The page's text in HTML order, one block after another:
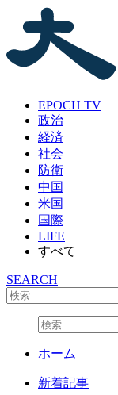
EPOCH TV
政治
経済
社会
防衛
中国
米国
国際
LIFE
すべて
SEARCH
ホーム
新着記事